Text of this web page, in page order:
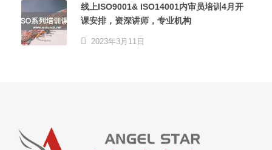
线上ISO9001& ISO14001内审员培训4月开
课安排，资深讲师，专业机构
2023年3月11日